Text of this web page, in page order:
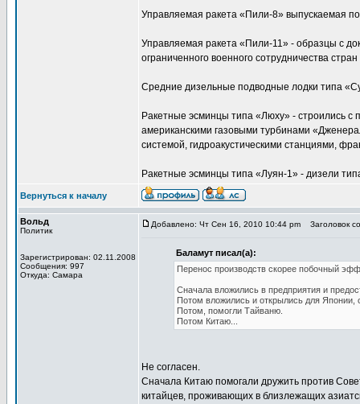
Управляемая ракета «Пили-8» выпускаемая
Управляемая ракета «Пили-11» - образцы с
ограниченного военного сотрудничества
Средние дизельные подводные лодки типа
Ракетные эсминцы типа «Люху» - строились
американскими газовыми турбинами
системой, гидроакустическими станциями,
Ракетные эсминцы типа «Луян-1» - дизели
Вернуться к началу
Вольд
Политик
Зарегистрирован: 02.11.2008
Сообщения: 997
Откуда: Самара
Добавлено: Чт Сен 16, 2010 10:44 pm Заголовок
Баламут писал(а):
Перенос производств скорее побочный
Сначала вложились в предприятия и
Потом вложились и открылись для Японии,
Потом, помогли Тайваню.
Потом Китаю...
Не согласен.
Сначала Китаю помогали дружить против
китайцев, проживающих в близлежащих